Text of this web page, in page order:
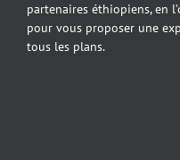
partenaires éthiopiens, en
pour vous proposer une
tous les plans.